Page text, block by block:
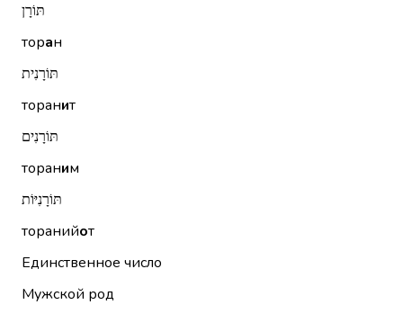
תּוֹרָן
торан
תּוֹרָנִית
торанит
תּוֹרָנִים
тораним
תּוֹרָנִיּוֹת
торанийот
Единственное число
Мужской род